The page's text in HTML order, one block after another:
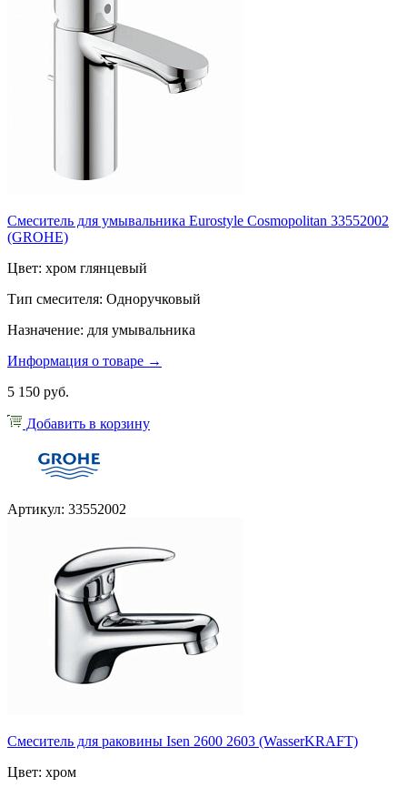
Смеситель для умывальника Eurostyle Cosmopolitan 33552002
(GROHE)
Цвет: хром глянцевый
Тип смесителя: Одноручковый
Назначение: для умывальника
Информация о товаре →
5 150 руб.
Добавить в корзину
Артикул: 33552002
Смеситель для раковины Isen 2600 2603 (WasserKRAFT)
Цвет: хром